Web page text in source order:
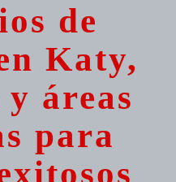
de
Katy,
áreas
para